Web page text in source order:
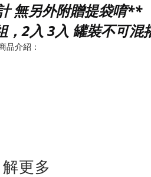
無另外附贈提袋唷**
2入 3入 罐裝不可混
品介紹：